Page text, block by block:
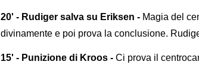
20' - Rudiger salva su Eriksen - Magia del
divinamente e poi prova la conclusione.
15' - Punizione di Kroos - Ci prova il